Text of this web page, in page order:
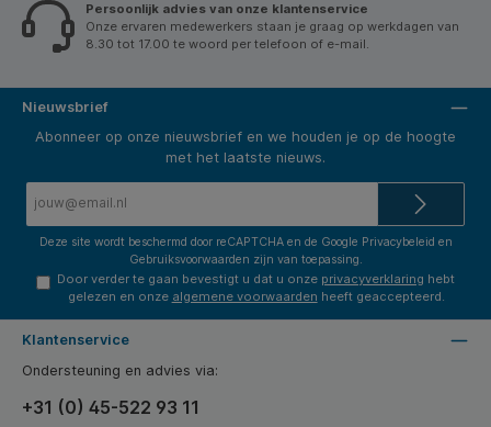
Persoonlijk advies van onze klantenservice
Onze ervaren medewerkers staan je graag op werkdagen van
8.30 tot 17.00 te woord per telefoon of e-mail.
Nieuwsbrief
Abonneer op onze nieuwsbrief en we houden je op de hoogte
met het laatste nieuws.
Deze site wordt beschermd door reCAPTCHA en de Google Privacybeleid en
Gebruiksvoorwaarden zijn van toepassing.
Door verder te gaan bevestigt u dat u onze privacyverklaring hebt
gelezen en onze algemene voorwaarden heeft geaccepteerd.
Klantenservice
Ondersteuning en advies via:
+31 (0) 45-522 93 11